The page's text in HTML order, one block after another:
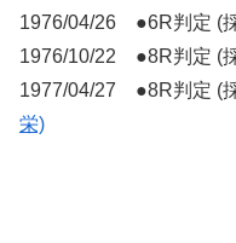
1976/04/26 ●6R判定 (
1976/10/22 ●8R判定 (
1977/04/27 ●8R判定 (
栄)